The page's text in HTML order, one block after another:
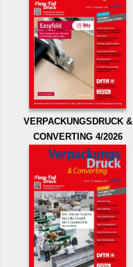
VERPACKUNGSDRUCK &
CONVERTING 4/2026